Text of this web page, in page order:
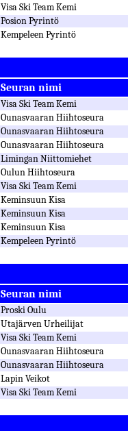
Visa Ski Team Kemi
Posion Pyrintö
Kempeleen Pyrintö
Seuran nimi
Visa Ski Team Kemi
Ounasvaaran Hiihtoseura
Ounasvaaran Hiihtoseura
Ounasvaaran Hiihtoseura
Limingan Niittomiehet
Oulun Hiihtoseura
Visa Ski Team Kemi
Keminsuun Kisa
Keminsuun Kisa
Keminsuun Kisa
Kempeleen Pyrintö
Seuran nimi
Proski Oulu
Utajärven Urheilijat
Visa Ski Team Kemi
Ounasvaaran Hiihtoseura
Ounasvaaran Hiihtoseura
Lapin Veikot
Visa Ski Team Kemi